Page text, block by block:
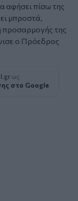
αφήσει πίσω της
μπροστά,
προσαρμογής της
ο Πρόεδρος
ως
στο Google